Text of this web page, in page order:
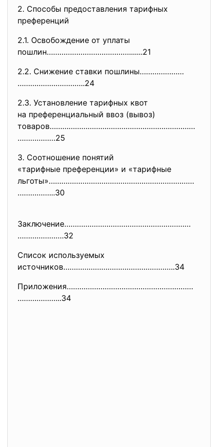
2. Способы предоставления тарифных
преференций
2.1. Освобождение от уплаты
пошлин………………………………….......21
2.2. Снижение ставки пошлины…………………
…………………………..24
2.3. Установление тарифных квот
на преференциальный ввоз (вывоз)
товаров……………………………………………………………
………………25
3. Соотношение понятий
«тарифные преференции» и «тарифные
льготы»……………………………………………………………
……………...30
Заключение……………………………………………………
………………….32
Список используемых
источников……………………………………………..34
Приложения……………………………………………………
………………...34